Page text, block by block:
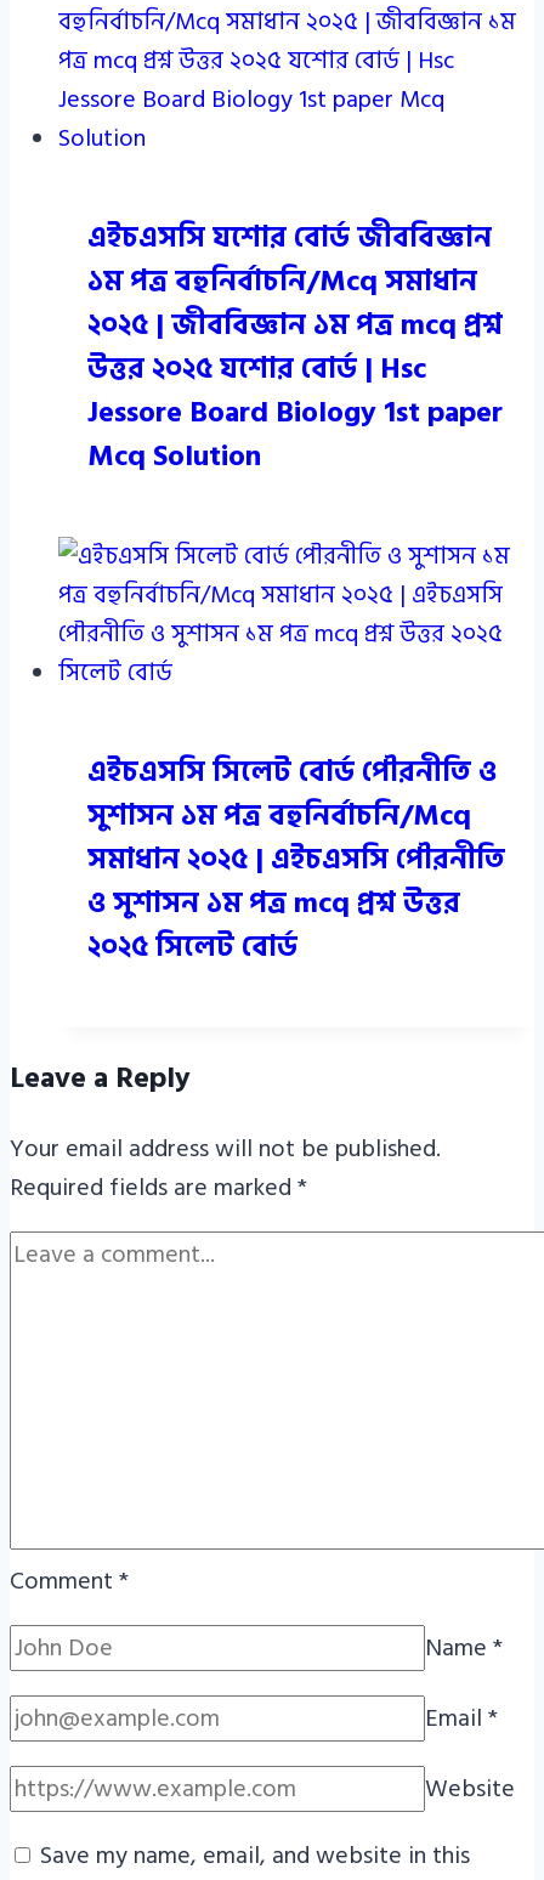
এইচএসসি যশোর বোর্ড জীববিজ্ঞান
১ম পত্র বহুনির্বাচনি/Mcq সমাধান
২০২৫ | জীববিজ্ঞান ১ম পত্র mcq প্রশ্ন
উত্তর ২০২৫ যশোর বোর্ড | Hsc
Jessore Board Biology 1st paper
Mcq Solution
এইচএসসি সিলেট বোর্ড পৌরনীতি ও
সুশাসন ১ম পত্র বহুনির্বাচনি/Mcq
সমাধান ২০২৫ | এইচএসসি পৌরনীতি
ও সুশাসন ১ম পত্র mcq প্রশ্ন উত্তর
২০২৫ সিলেট বোর্ড
Leave a Reply
Your email address will not be published.
Required fields are marked*
Comment*
Name*
Email*
Website
Save my name, email, and website in this